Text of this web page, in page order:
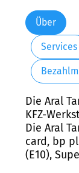
Über
Services
Die Aral
KFZ-
Die Aral
card, bp
(E10),